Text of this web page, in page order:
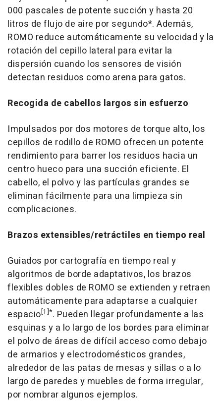
000 pascales de potente succión y hasta 20
litros de flujo de aire por segundo*. Además,
ROMO reduce automáticamente su velocidad y la
rotación del cepillo lateral para evitar la
dispersión cuando los sensores de visión
detectan residuos como arena para gatos.
Recogida de cabellos largos sin esfuerzo
Impulsados por dos motores de torque alto, los
cepillos de rodillo de ROMO ofrecen un potente
rendimiento para barrer los residuos hacia un
centro hueco para una succión eficiente. El
cabello, el polvo y las partículas grandes se
eliminan fácilmente para una limpieza sin
complicaciones.
Brazos extensibles/retráctiles en tiempo real
Guiados por cartografía en tiempo real y
algoritmos de borde adaptativos, los brazos
flexibles dobles de ROMO se extienden y retraen
automáticamente para adaptarse a cualquier
espacio[1]*. Pueden llegar profundamente a las
esquinas y a lo largo de los bordes para eliminar
el polvo de áreas de difícil acceso como debajo
de armarios y electrodomésticos grandes,
alrededor de las patas de mesas y sillas o a lo
largo de paredes y muebles de forma irregular,
por nombrar algunos ejemplos.